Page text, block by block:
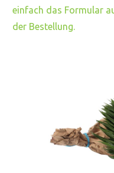
einfach das Formular
der Bestellung.